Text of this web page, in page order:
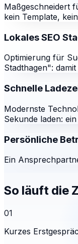
Maßgeschneidert
kein Template,
Lokales SEO
Optimierung für
Stadthagen":
Schnelle
Modernste
Sekunde laden:
Persönliche
Ein
So läuft die
01
Kurzes